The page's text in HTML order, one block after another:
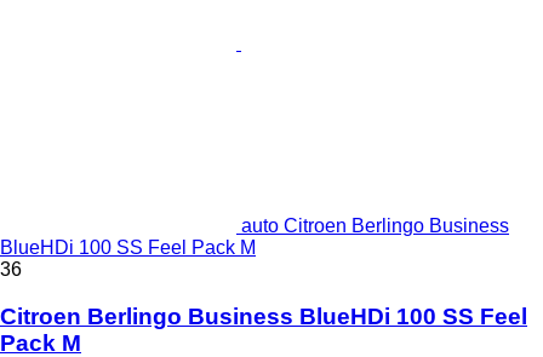
auto Citroen Berlingo Business
BlueHDi 100 SS Feel Pack M
36
Citroen Berlingo Business BlueHDi 100 SS Feel
Pack M